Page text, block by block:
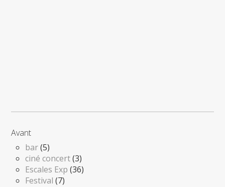
Avant
bar(5)
ciné concert(3)
Escales Exp (36)
Festival (7)